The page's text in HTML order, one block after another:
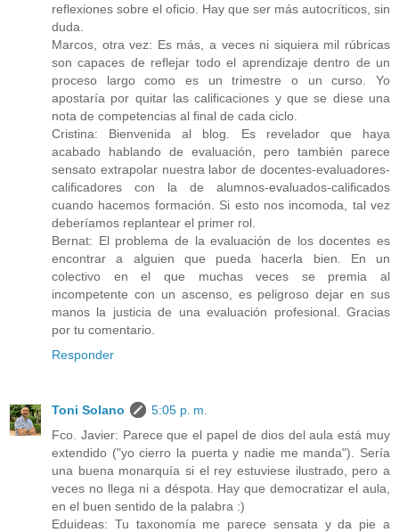
reflexiones sobre el oficio. Hay que ser más autocríticos, sin
duda.
Marcos, otra vez: Es más, a veces ni siquiera mil rúbricas
son capaces de reflejar todo el aprendizaje dentro de un
proceso largo como es un trimestre o un curso. Yo
apostaría por quitar las calificaciones y que se diese una
nota de competencias al final de cada ciclo.
Cristina: Bienvenida al blog. Es revelador que haya
acabado hablando de evaluación, pero también parece
sensato extrapolar nuestra labor de docentes-evaluadores-
calificadores con la de alumnos-evaluados-calificados
cuando hacemos formación. Si esto nos incomoda, tal vez
deberíamos replantear el primer rol.
Bernat: El problema de la evaluación de los docentes es
encontrar a alguien que pueda hacerla bien. En un
colectivo en el que muchas veces se premia al
incompetente con un ascenso, es peligroso dejar en sus
manos la justicia de una evaluación profesional. Gracias
por tu comentario.
Responder
Toni Solano
5:05 p. m.
Fco. Javier: Parece que el papel de dios del aula está muy
extendido ("yo cierro la puerta y nadie me manda"). Sería
una buena monarquía si el rey estuviese ilustrado, pero a
veces no llega ni a déspota. Hay que democratizar el aula,
en el buen sentido de la palabra :)
Eduideas: Tu taxonomía me parece sensata y da pie a